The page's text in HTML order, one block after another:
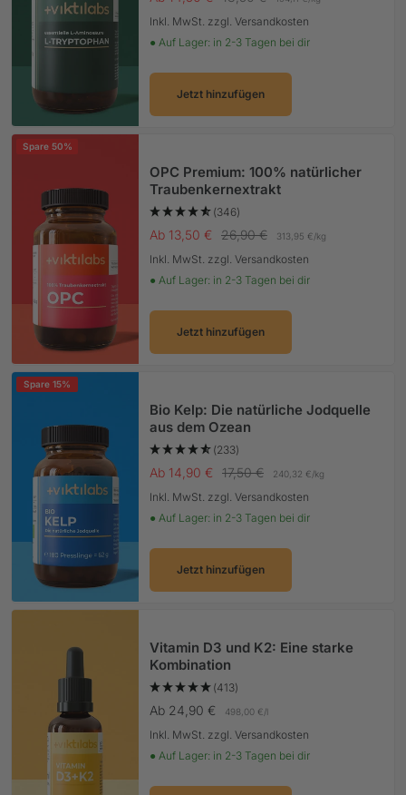
Inkl. MwSt. zzgl. Versandkosten
● Auf Lager: in 2-3 Tagen bei dir
Jetzt hinzufügen
Spare 50%
OPC Premium: 100% natürlicher
Traubenkernextrakt
(346)
Angebotspreis
Ab 13,50 € Regulärer Preis
26,90 € 313,95 €/kg
Inkl. MwSt. zzgl. Versandkosten
● Auf Lager: in 2-3 Tagen bei dir
Jetzt hinzufügen
Spare 15%
Bio Kelp: Die natürliche Jodquelle
aus dem Ozean
(233)
Angebotspreis
Ab 14,90 € Regulärer Preis
17,50 € 240,32 €/kg
Inkl. MwSt. zzgl. Versandkosten
● Auf Lager: in 2-3 Tagen bei dir
Jetzt hinzufügen
Vitamin D3 und K2: Eine starke
Kombination
(413)
Angebotspreis
Ab 24,90 € 498,00 €/l
Inkl. MwSt. zzgl. Versandkosten
● Auf Lager: in 2-3 Tagen bei dir